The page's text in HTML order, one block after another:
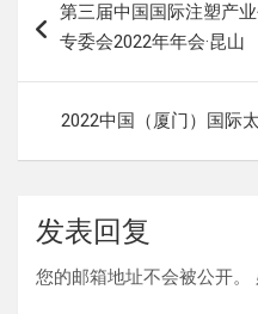
章
第三届中国国际注塑产
专委会2022年年会·昆山
2022中国（厦门）国际
发表回复
您的邮箱地址不会被公开。